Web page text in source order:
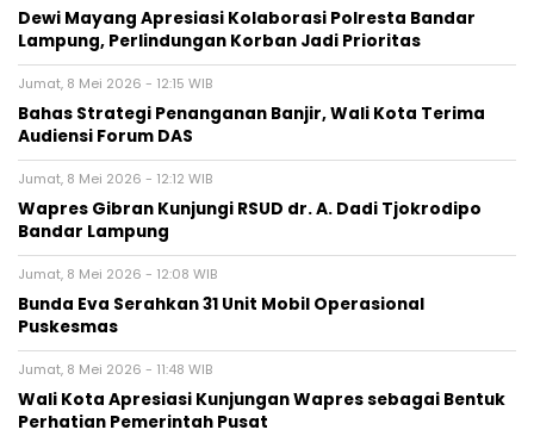
Dewi Mayang Apresiasi Kolaborasi Polresta Bandar
Lampung, Perlindungan Korban Jadi Prioritas
Jumat, 8 Mei 2026 - 12:15 WIB
Bahas Strategi Penanganan Banjir, Wali Kota Terima
Audiensi Forum DAS
Jumat, 8 Mei 2026 - 12:12 WIB
Wapres Gibran Kunjungi RSUD dr. A. Dadi Tjokrodipo
Bandar Lampung
Jumat, 8 Mei 2026 - 12:08 WIB
Bunda Eva Serahkan 31 Unit Mobil Operasional
Puskesmas
Jumat, 8 Mei 2026 - 11:48 WIB
Wali Kota Apresiasi Kunjungan Wapres sebagai Bentuk
Perhatian Pemerintah Pusat